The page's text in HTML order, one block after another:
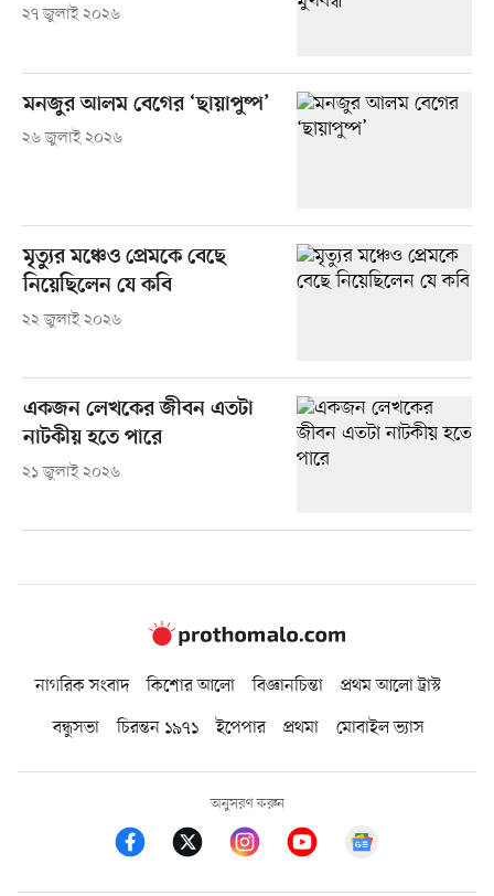
২৭ জুলাই ২০২৬
মনজুর আলম বেগের ‘ছায়াপুষ্প’
২৬ জুলাই ২০২৬
মৃত্যুর মঞ্চেও প্রেমকে বেছে
নিয়েছিলেন যে কবি
২২ জুলাই ২০২৬
একজন লেখকের জীবন এতটা
নাটকীয় হতে পারে
২১ জুলাই ২০২৬
নাগরিক সংবাদ কিশোর আলো বিজ্ঞানচিন্তা
প্রথম আলো ট্রাস্ট
বন্ধুসভা
চিরন্তন ১৯৭১ ইপেপার প্রথমা মোবাইল ভ্যাস
অনুসরণ করুন